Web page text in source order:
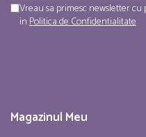
Vreau sa primesc newsletter
inPolitica de Confidentialitate
Magazinul Meu